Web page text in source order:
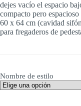
dejes vacío el espacio
compacto pero
60 x 64 cm (cavidad
para fregaderos de
Nombre de estilo